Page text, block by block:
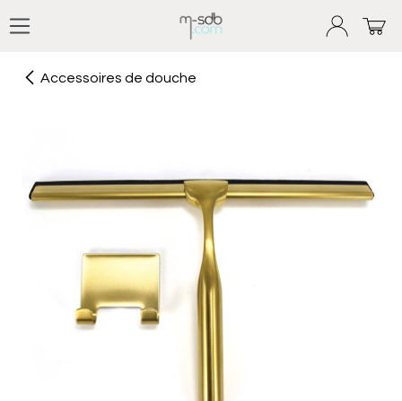
Accessoires de douche